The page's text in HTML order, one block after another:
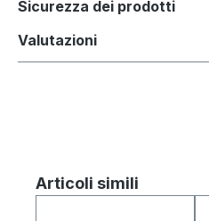
Sicurezza dei prodotti
Valutazioni
Salta la galleria dei prodotti
Articoli simili